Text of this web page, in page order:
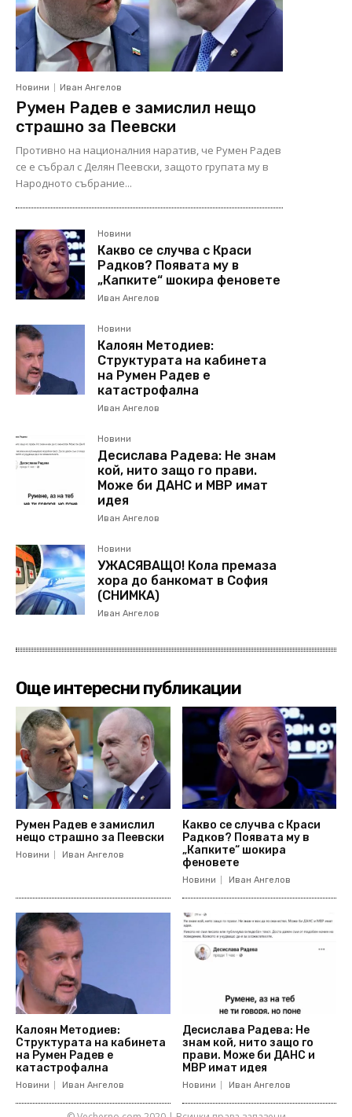
Новини Иван Ангелов
Румен Радев е замислил нещо
страшно за Пеевски
Противно на националния наратив, че Румен Радев
се е събрал с Делян Пеевски, защото групата му в
Народното събрание...
Новини
Какво се случва с Краси
Радков? Появата му в
„Капките“ шокира феновете
Иван Ангелов
Новини
Калоян Методиев:
Структурата на кабинета
на Румен Радев е
катастрофална
Иван Ангелов
Новини
Десислава Радева: Не знам
кой, нито защо го прави.
Може би ДАНС и МВР имат
идея
Иван Ангелов
Новини
УЖАСЯВАЩО! Кола премаза
хора до банкомат в София
(СНИМКА)
Иван Ангелов
Още интересни публикации
Румен Радев е замислил
нещо страшно за Пеевски
Новини Иван Ангелов
Какво се случва с Краси
Радков? Появата му в
„Капките“ шокира
феновете
Новини Иван Ангелов
Калоян Методиев:
Структурата на кабинета
на Румен Радев е
катастрофална
Новини Иван Ангелов
Десислава Радева: Не
знам кой, нито защо го
прави. Може би ДАНС и
МВР имат идея
Новини Иван Ангелов